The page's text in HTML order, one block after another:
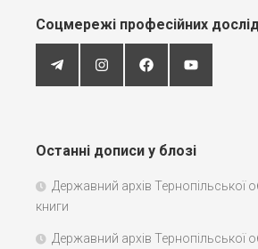
Соцмережі професійних
Останні дописи у блозі
Державний архів Тернопільської
книги
Державний архів Тернопільської